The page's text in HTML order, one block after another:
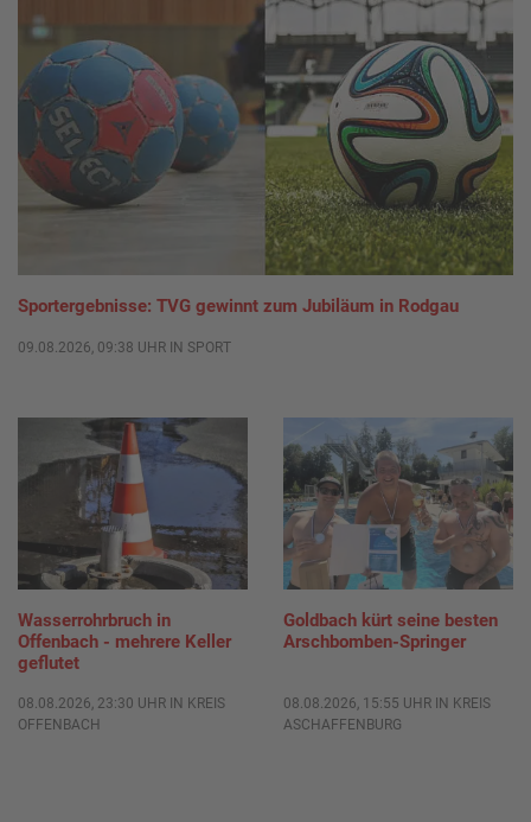
Sportergebnisse: TVG gewinnt zum Jubiläum in Rodgau
09.08.2026, 09:38 UHR IN SPORT
Wasserrohrbruch in
Offenbach - mehrere Keller
geflutet
08.08.2026, 23:30 UHR IN KREIS
OFFENBACH
Goldbach kürt seine besten
Arschbomben-Springer
08.08.2026, 15:55 UHR IN KREIS
ASCHAFFENBURG